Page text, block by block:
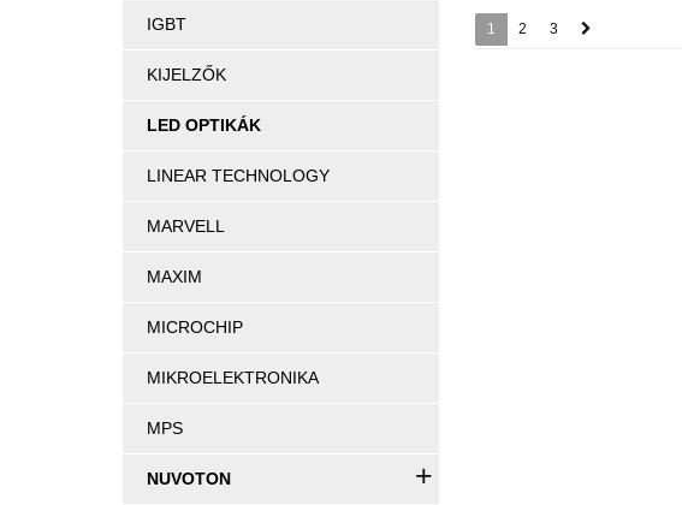
IGBT
KIJELZŐK
LED OPTIKÁK
LINEAR TECHNOLOGY
MARVELL
MAXIM
MICROCHIP
MIKROELEKTRONIKA
MPS
NUVOTON +
1 2 3